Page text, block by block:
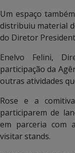
Um espaço
distribuiu material
do Diretor
Enelvo Felini,
participação da
outras atividades
Rose e a
participarem de
em parceria com
visitar stands.